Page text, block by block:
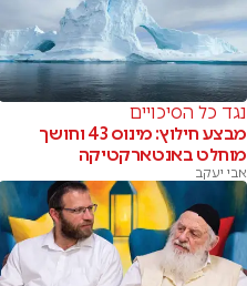
נגד כל הסיכויים
מבצע חילוץ: מינוס 43 וחושך
מוחלט באנטארקטיקה
אבי יעקב